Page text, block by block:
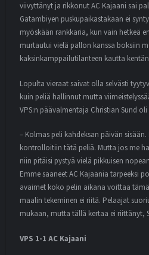
viivyttänyt ja rikkonut AC Kajaani sai
Gatambiyen puskupaikastakaan ei
myöskään rankkaria, kun vain hetkeä
murtautui vielä pallon kanssa boksiin
kaksinkamppailutilanteen kautta
Lopulta vieraat saivat olla selvästi
kuin peliä hallinnut mutta
VPS:n päävalmentaja Christian Sund
– Kolmas peli kahdeksan päivän
kontrolloitiin tätä peliä. Mutta jos me
niin pitäisi pystyä vielä pikkuisen
Emme saaneet AC Kajaania tarpeeksi
avaimet koko pelin aikana voittaa
maalin tekeminen ei riitä. Pelaajat
mukaan, mutta tällä kertaa ei riittänyt,
VPS 1-1 AC Kajaani